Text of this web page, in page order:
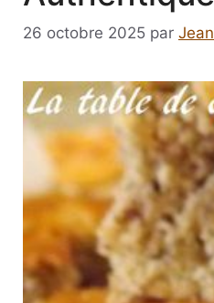
26 octobre 2025 par